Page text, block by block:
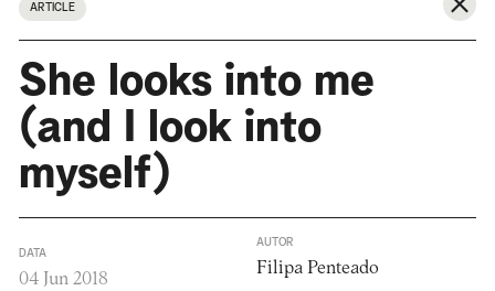
ARTICLE
She looks into me
(and I look into
myself)
DATA
04 Jun 2018
AUTOR
Filipa Penteado